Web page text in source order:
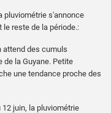
pluviométrie s'annonce
reste de la période.:
attend des cumuls
de la Guyane. Petite
une tendance proche des
juin, la pluviométrie